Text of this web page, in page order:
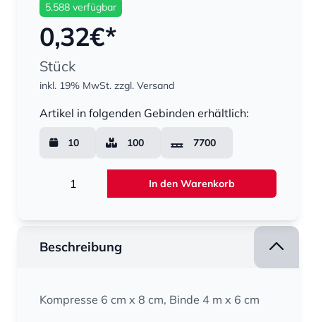
5.588 verfügbar
0,32€*
Stück
inkl. 19% MwSt. zzgl. Versand
Artikel in folgenden Gebinden erhältlich:
10 100 7700
In den Warenkorb
Beschreibung
Kompresse 6 cm x 8 cm, Binde 4 m x 6 cm